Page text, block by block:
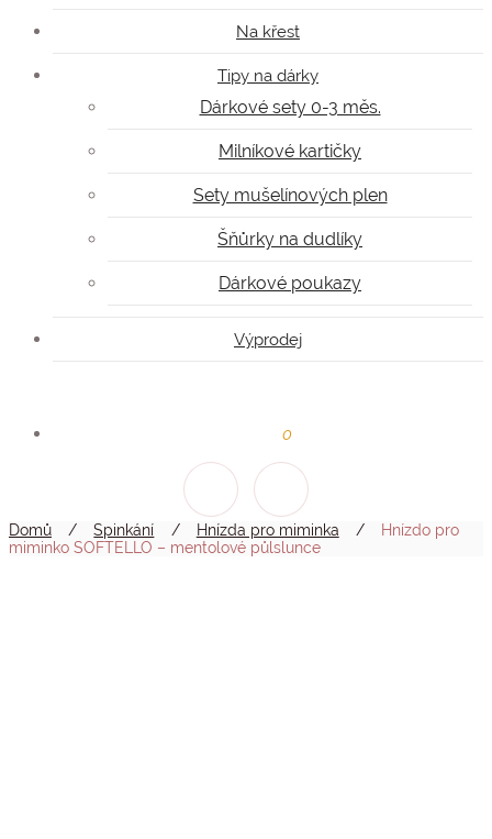
Na křest
Tipy na dárky
Dárkové sety 0-3 měs.
Milníkové kartičky
Sety mušelínových plen
Šňůrky na dudlíky
Dárkové poukazy
Výprodej
0
Domů / Spinkání / Hnízda pro miminka /
Hnízdo pro
miminko SOFTELLO – mentolové půlslunce